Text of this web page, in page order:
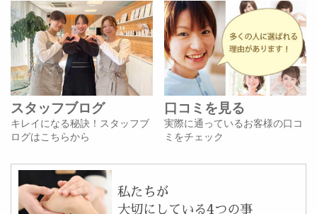
スタッフブログ
キレイになる秘訣！スタッフブ
ログはこちらから
口コミを見る
実際に通っているお客様の口コ
ミをチェック
私たちが
大切にしている4つの事